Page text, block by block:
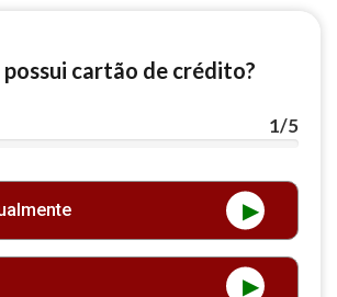
possui cartão de crédito?
1/5